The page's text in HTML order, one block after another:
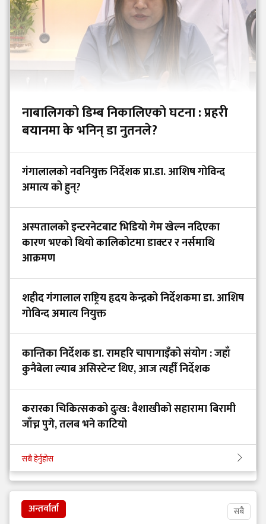
नाबालिगको डिम्ब निकालिएको घटना : प्रहरी
बयानमा के भनिन् डा नुतनले?
गंगालालको नवनियुक्त निर्देशक प्रा.डा. आशिष गोविन्द
अमात्य को हुन्?
अस्पतालको इन्टरनेटबाट भिडियो गेम खेल्न नदिएका
कारण भएको थियो कालिकोटमा डाक्टर र नर्समाथि
आक्रमण
शहीद गंगालाल राष्ट्रिय हृदय केन्द्रको निर्देशकमा डा. आशिष
गोविन्द अमात्य नियुक्त
कान्तिका निर्देशक डा. रामहरि चापागाइँको संयोग : जहाँ
कुनैबेला ल्याब असिस्टेन्ट थिए, आज त्यहीँ निर्देशक
करारका चिकित्सकको दुःख: वैशाखीको सहारामा बिरामी
जाँच्न पुगे, तलब भने काटियो
सबै हेर्नुहोस
अन्तर्वार्ता सबै